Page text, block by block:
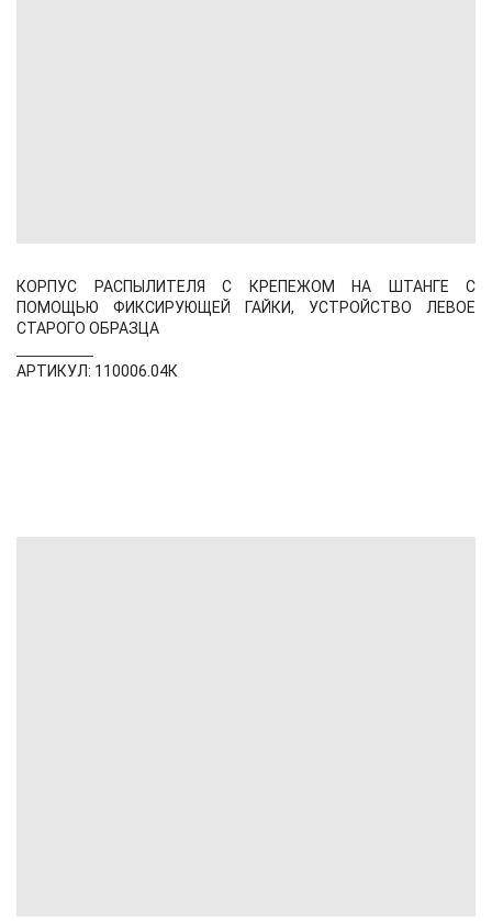
КОРПУС РАСПЫЛИТЕЛЯ С КРЕПЕЖОМ НА ШТАНГЕ С
ПОМОЩЬЮ ФИКСИРУЮЩЕЙ ГАЙКИ, УСТРОЙСТВО ЛЕВОЕ
СТАРОГО ОБРАЗЦА
АРТИКУЛ: 110006.04К